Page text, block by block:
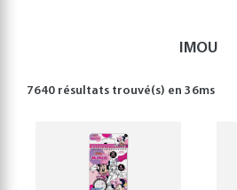
IMOU
7640 résultats trouvé(s) en36ms